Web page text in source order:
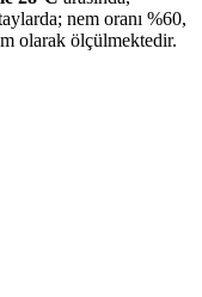
nem oranı %60,
olarak ölçülmektedir.